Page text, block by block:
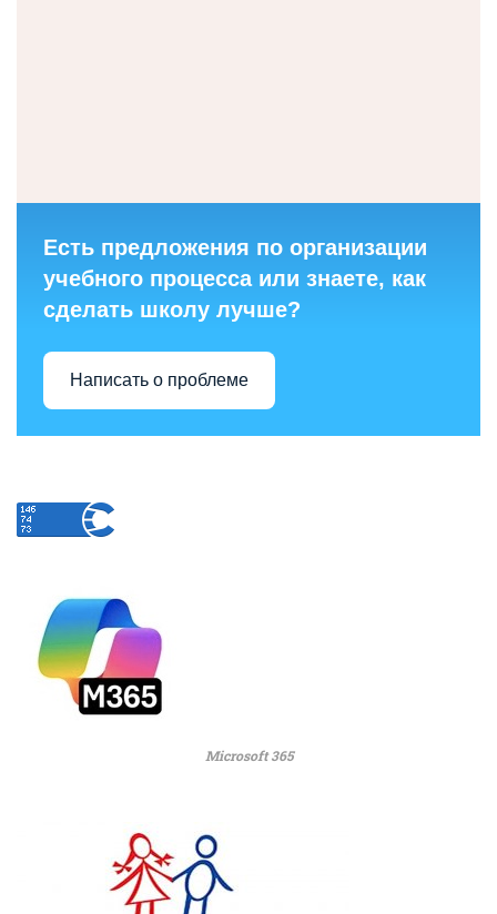
Есть предложения по организации
учебного процесса или знаете, как
сделать школу лучше?
Написать о проблеме
Microsoft 365